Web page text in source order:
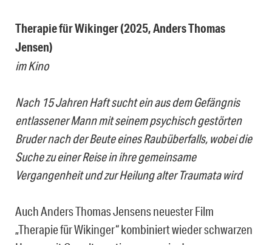
Therapie für Wikinger (2025, Anders Thomas
Jensen)
im Kino
Nach 15 Jahren Haft sucht ein aus dem Gefängnis
entlassener Mann mit seinem psychisch gestörten
Bruder nach der Beute eines Raubüberfalls, wobei die
Suche zu einer Reise in ihre gemeinsame
Vergangenheit und zur Heilung alter Traumata wird
Auch Anders Thomas Jensens neuester Film
„Therapie für Wikinger“ kombiniert wieder schwarzen